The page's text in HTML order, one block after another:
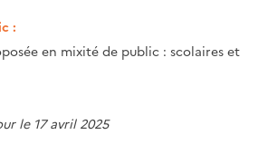
:
en mixité de public : scolaires et
le 17 avril 2025